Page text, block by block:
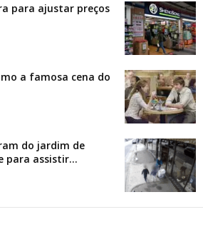
para ajustar preços
a famosa cena do
do jardim de
para assistir...